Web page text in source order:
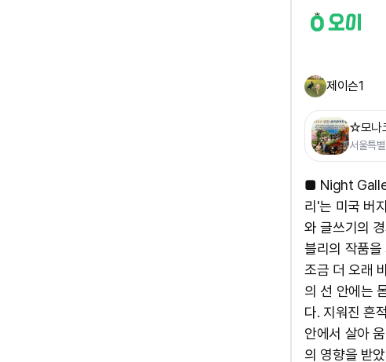
제이슨1
☆모나
서울특
■ Night
리'는 미국 버
와 글쓰기의
블리의 작품을
조금 더 오래
의 선 안에는
다. 지워진 흔
안에서 살아
의 영향을 받